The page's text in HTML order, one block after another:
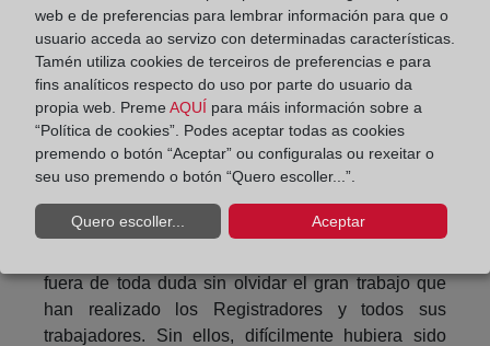
proceso de Jura e Inscripción más ágil que el
actual. Conozco que se está trabajando en ello, que
se es consciente del problema del retraso en las
juras y, después de haber seguido todo el Plan en
sus distintas fases, estoy totalmente convencido de
que se van a poner los medios necesarios por parte
del Ministerio de Justicia para solucionar este
inconveniente más pronto que tarde. Los esfuerzos
del Gobierno para arreglar el retraso en la
fuera de toda duda sin olvidar el gran trabajo que
han realizado los Registradores y todos sus
trabajadores. Sin ellos, difícilmente hubiera sido
web e de preferencias para lembrar información para que o
usuario acceda ao servizo con determinadas características.
Tamén utiliza cookies de terceiros de preferencias e para
fins analíticos respecto do uso por parte do usuario da
propia web. Preme AQUÍ para máis información sobre a
“Política de cookies”. Podes aceptar todas as cookies
premendo o botón “Aceptar” ou configuralas ou rexeitar o
seu uso premendo o botón “Quero escoller...”.
Quero escoller... Aceptar